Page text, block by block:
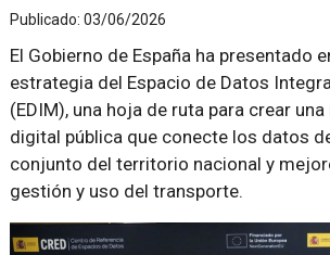
Publicado: 03/06/2026
El Gobierno de España ha presentado
estrategia del Espacio de Datos
(EDIM), una hoja de ruta para crear
digital pública que conecte los datos
conjunto del territorio nacional y
gestión y uso del transporte.